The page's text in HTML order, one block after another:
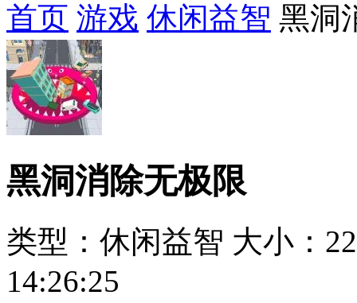
首页 游戏 休闲益智 黑洞
黑洞消除无极限
类型：休闲益智 大小：
14:26:25